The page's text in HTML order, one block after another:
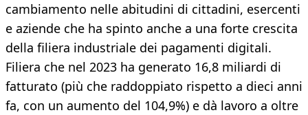
cambiamento nelle abitudini di cittadini, esercenti
e aziende che ha spinto anche a una forte crescita
della filiera industriale dei pagamenti digitali.
Filiera che nel 2023 ha generato 16,8 miliardi di
fatturato (più che raddoppiato rispetto a dieci anni
fa, con un aumento del 104,9%) e dà lavoro a oltre